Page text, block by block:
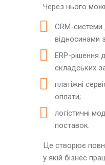
Через нього
CRM-системи
відносинами
ERP-рішення
складських
платіжні
оплати;
логістичні
поставок.
Це створює
у якій бізнес